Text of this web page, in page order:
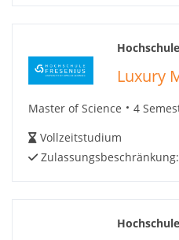
Luxury
Master of Science
4
Vollzeitstudium
Zulassungsbeschränkung: